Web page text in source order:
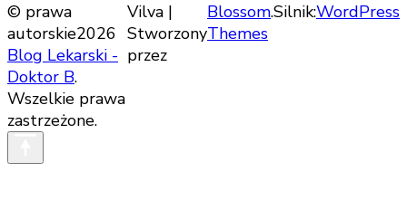
© prawa
autorskie2026
Blog Lekarski -
Doktor B.
Wszelkie prawa
zastrzeżone.
Vilva |
Stworzony
przez
Blossom
Themes
.Silnik:WordPress